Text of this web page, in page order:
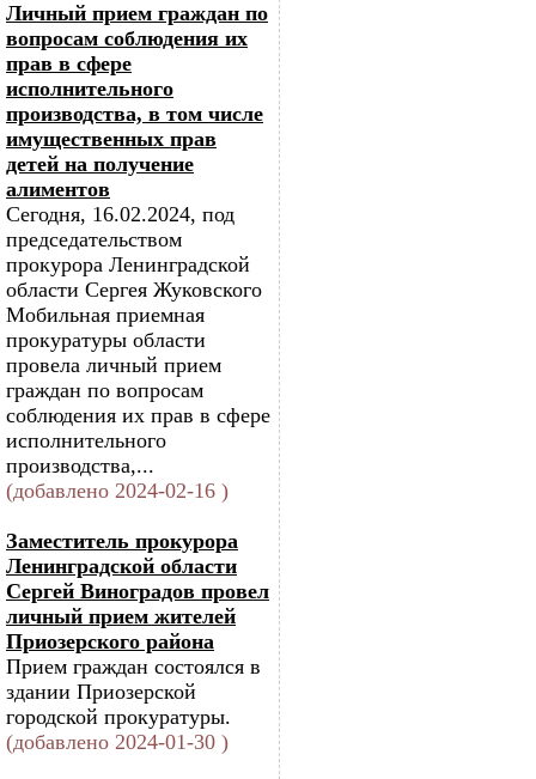
Личный прием граждан по
вопросам соблюдения их
прав в сфере
исполнительного
производства, в том числе
имущественных прав
детей на получение
алиментов
Сегодня, 16.02.2024, под
председательством
прокурора Ленинградской
области Сергея Жуковского
Мобильная приемная
прокуратуры области
провела личный прием
граждан по вопросам
соблюдения их прав в сфере
исполнительного
производства,...
(добавлено 2024-02-16 )
Заместитель прокурора
Ленинградской области
Сергей Виноградов провел
личный прием жителей
Приозерского района
Прием граждан состоялся в
здании Приозерской
городской прокуратуры.
(добавлено 2024-01-30 )